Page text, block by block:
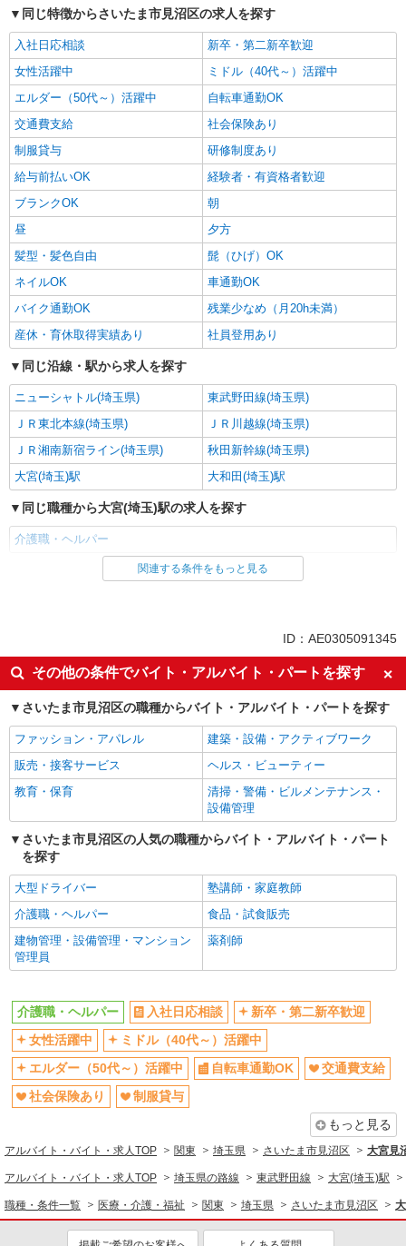
同じ特徴からさいたま市見沼区の求人を探す
入社日応相談
新卒・第二新卒歓迎
女性活躍中
ミドル（40代～）活躍中
エルダー（50代～）活躍中
自転車通勤OK
交通費支給
社会保険あり
制服貸与
研修制度あり
給与前払いOK
経験者・有資格者歓迎
ブランクOK
朝
昼
夕方
髪型・髪色自由
髭（ひげ）OK
ネイルOK
車通勤OK
バイク通勤OK
残業少なめ（月20h未満）
産休・育休取得実績あり
社員登用あり
同じ沿線・駅から求人を探す
ニューシャトル(埼玉県)
東武野田線(埼玉県)
ＪＲ東北本線(埼玉県)
ＪＲ川越線(埼玉県)
ＪＲ湘南新宿ライン(埼玉県)
秋田新幹線(埼玉県)
大宮(埼玉)駅
大和田(埼玉)駅
同じ職種から大宮(埼玉)駅の求人を探す
介護職・ヘルパー
同じ雇用形態から大宮(埼玉)駅の求人を探す
入社日応相談
新卒・第二新卒歓迎
女性活躍中
ミドル（40代～）活躍中
エルダー（50代～）活躍中
自転車通勤OK
交通費支給
社会保険あり
制服貸与
研修制度あり
給与前払いOK
経験者・有資格者歓迎
ブランクOK
朝
昼
夕方
髪型・髪色自由
髭（ひげ）OK
ネイルOK
車通勤OK
バイク通勤OK
残業少なめ（月20h未満）
産休・育休取得実績あり
医療・介護・福祉
介護職・ヘルパー
同じ特徴から求人を探す
ミドル（40代～）活躍中
産休・育休取得実績あり
社員登用あり
関連する条件をもっと見る
ID：AE0305091345
その他の条件でバイト・アルバイト・パートを探す
さいたま市見沼区の職種からバイト・アルバイト・パートを探す
ファッション・アパレル
建築・設備・アクティブワーク
販売・接客サービス
ヘルス・ビューティー
教育・保育
清掃・警備・ビルメンテナンス・
設備管理
さいたま市見沼区の人気の職種からバイト・アルバイト・パート
を探す
大型ドライバー
塾講師・家庭教師
介護職・ヘルパー
食品・試食販売
建物管理・設備管理・マンション
管理員
薬剤師
介護職・ヘルパー 入社日応相談
新卒・第二新卒歓迎
女性活躍中
ミドル（40代～）活躍中
エルダー（50代～）活躍中
自転車通勤OK
交通費支給
社会保険あり
制服貸与
もっと見る
アルバイト・バイト・求人TOP 関東 埼玉県 さいたま市見沼区 大宮見
アルバイト・バイト・求人TOP 埼玉県の路線 東武野田線 大宮(埼玉)駅
職種・条件一覧 医療・介護・福祉 関東 埼玉県 さいたま市見沼区